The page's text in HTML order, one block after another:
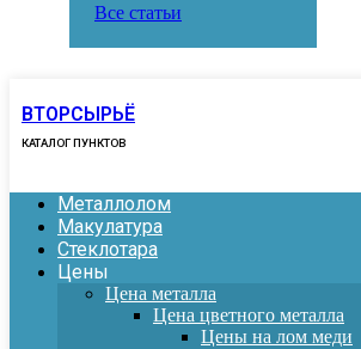
Все статьи
ВТОРСЫРЬЁ
КАТАЛОГ ПУНКТОВ
Металлолом
Макулатура
Стеклотара
Цены
Цена металла
Цена цветного металла
Цены на лом меди